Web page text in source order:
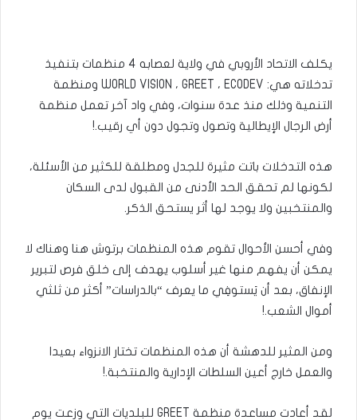
يكلف الاتحاد الأروبي في ولاية لعصابه 4 منظمات بتنفيذ
تدخلاته هي: WORLD VISION ، GREET ، ECODEV ومنظمة
التنمية وذلك منذ عدة سنوات، وفي واد آخر تعمل منظمة
أرض الرجال الإيطالية وتصول وتجول دون أي رقيب.!
هذه التدخلات باتت مثيرة للجدل ومطلقة للكثير من الأسئلة،
لكونها لم تحقق الحد الأدنى من القبول لدى السكان
والمنتخبين ولا يوجد لها أثر يستحق الذكر.
وفي أحسن الأحوال تقوم هذه المنظمات برتوش هنا وهناك لا
يمكن أن يفهم منها غير أسلوب يهدف إلى خلق فرص لتبرير
الإنفاق، بعد أن يَستوفِي ما يعرف “بالدراسات” أكثر من ثلثي
أموال الشعب.!
ومن المثير للدهشة أن هذه المنظمات تختار الانزواء بعيدا
والعمل خارج أعين السلطات الإدارية والمنتخبة.!
لقد أعادت مساعدة منظمة GREET للبلديات التي وزعت يوم